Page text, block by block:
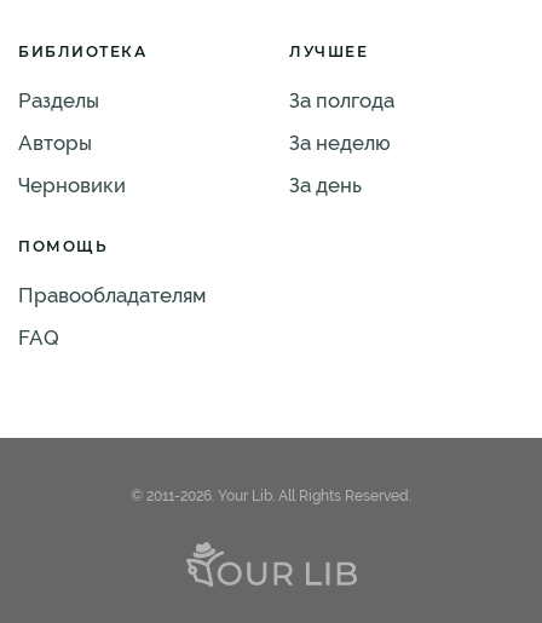
БИБЛИОТЕКА
Разделы
Авторы
Черновики
ЛУЧШЕЕ
За полгода
За неделю
За день
ПОМОЩЬ
Правообладателям
FAQ
© 2011-2026. Your Lib. All Rights Reserved.